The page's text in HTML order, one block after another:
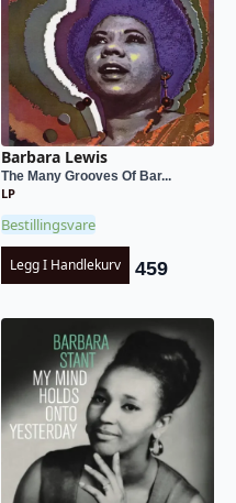
Barbara Lewis
The Many Grooves Of Bar...
LP
Bestillingsvare
Legg I Handlekurv 459